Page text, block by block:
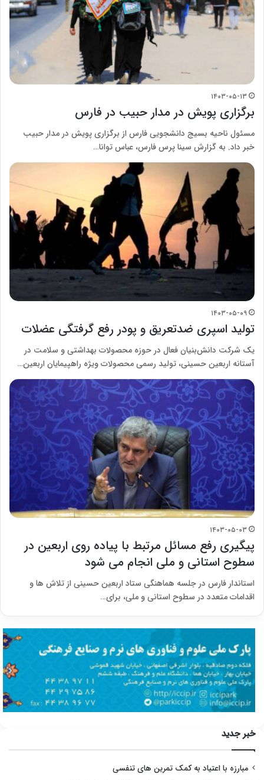
۱۴۰۳-۰۵-۱۳
برگزاری پویش در مدار حبیب در فارس
مسئول ناحیه بسیج دانشجویی فارس از برگزاری پویش در مدار حبیب
خبر داد. به گزارش سینا پرس فارس، عباس توانا…
۱۴۰۳-۰۵-۰۹
تولید اسپری ضدتعریق و پودر رفع گرفتگی عضلات
یک شرکت‌ دانش‌بنیان فعال در حوزه محصولات بهداشتی و سلامت در
آستانه اربعین حسینی، تولید رسمی محصولات ویژه راهپیمایان اربعین…
۱۴۰۳-۰۵-۰۳
پیگیری رفع مسائل مرتبط با پیاده روی اربعین در
سطوح استانی و ملی انجام می شود
استاندار فارس در جلسه هماهنگی ستاد اربعین حسینی از تلاش ها و
اقدامات متعدد در سطوح استانی و ملی، برای…
خبر جدید
مبارزه با اعتیاد به کمک تمرین های تنفسی